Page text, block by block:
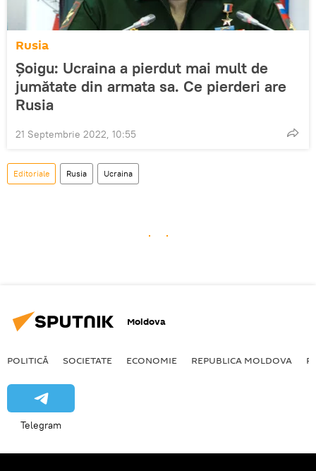
Rusia
Șoigu: Ucraina a pierdut mai mult de
jumătate din armata sa. Ce pierderi are
Rusia
21 Septembrie 2022, 10:55
Editoriale Rusia Ucraina
Moldova
POLITICĂ SOCIETATE ECONOMIE REPUBLICA MOLDOVA
Telegram